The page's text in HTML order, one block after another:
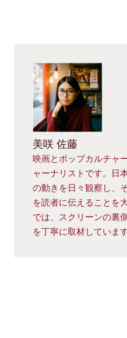
美咲 佐藤
映画とポップカルチャ
ャーナリストです。日
の動きを日々観察し、
を読者に伝えることを
では、スクリーンの裏
を丁寧に取材しています